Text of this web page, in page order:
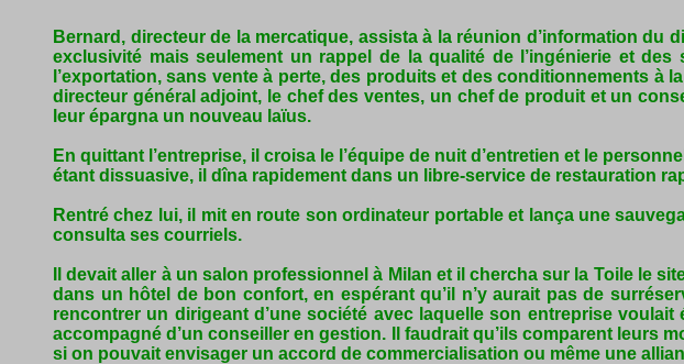
Bernard, directeur de la mercatique, assista à la réunion d’information du
exclusivité mais seulement un rappel de la qualité de l’ingénierie et
l’exportation, sans vente à perte, des produits et des conditionnements
directeur général adjoint, le chef des ventes, un chef de produit et un
leur épargna un nouveau laïus.
En quittant l’entreprise, il croisa le l’équipe de nuit d’entretien et le
étant dissuasive, il dîna rapidement dans un libre-service de restauration
Rentré chez lui, il mit en route son ordinateur portable et lança une
consulta ses courriels.
Il devait aller à un salon professionnel à Milan et il chercha sur la Toile le
dans un hôtel de bon confort, en espérant qu’il n’y aurait pas de
rencontrer un dirigeant d’une société avec laquelle son entreprise
accompagné d’un conseiller en gestion. Il faudrait qu’ils comparent leurs
si on pouvait envisager un accord de commercialisation ou même une